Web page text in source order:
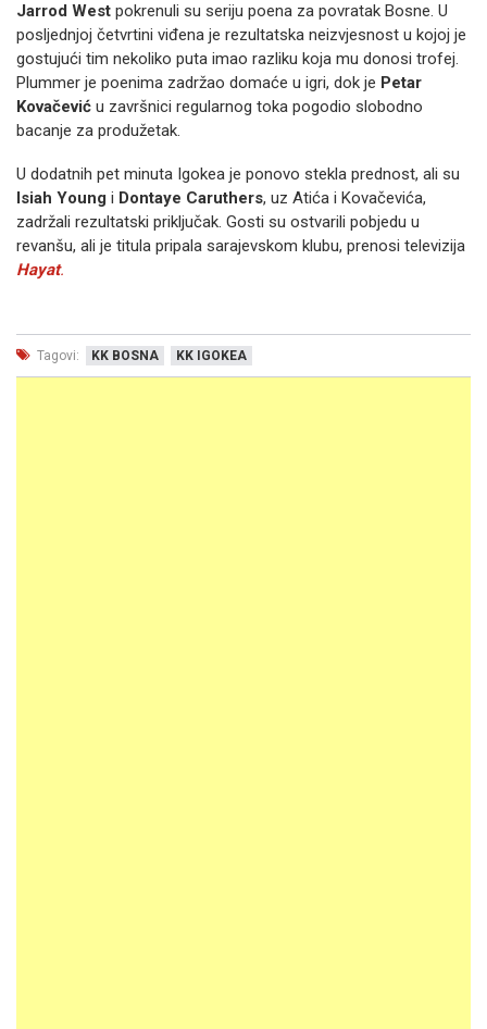
Jarrod West pokrenuli su seriju poena za povratak Bosne. U
posljednjoj četvrtini viđena je rezultatska neizvjesnost u kojoj je
gostujući tim nekoliko puta imao razliku koja mu donosi trofej.
Plummer je poenima zadržao domaće u igri, dok je Petar
Kovačević u završnici regularnog toka pogodio slobodno
bacanje za produžetak.
U dodatnih pet minuta Igokea je ponovo stekla prednost, ali su
Isiah Young i Dontaye Caruthers, uz Atića i Kovačevića,
zadržali rezultatski priključak. Gosti su ostvarili pobjedu u
revanšu, ali je titula pripala sarajevskom klubu, prenosi televizija
Hayat.
Tagovi: KK BOSNA KK IGOKEA